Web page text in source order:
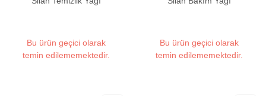
Bu ürün geçici olarak
temin edilememektedir.
Bu ürün geçici olarak
temin edilememektedir.